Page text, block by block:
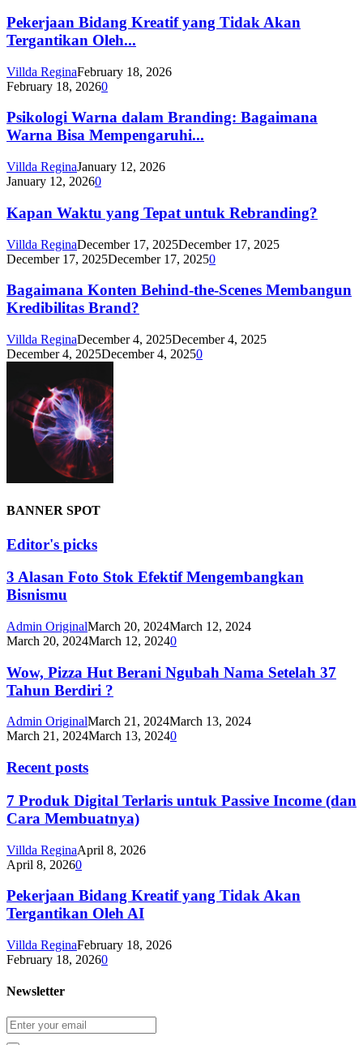
Pekerjaan Bidang Kreatif yang Tidak Akan
Tergantikan Oleh...
Villda ReginaFebruary 18, 2026
February 18, 20260
Psikologi Warna dalam Branding: Bagaimana
Warna Bisa Mempengaruhi...
Villda ReginaJanuary 12, 2026
January 12, 20260
Kapan Waktu yang Tepat untuk Rebranding?
Villda ReginaDecember 17, 2025December 17, 2025
December 17, 2025December 17, 20250
Bagaimana Konten Behind-the-Scenes Membangun
Kredibilitas Brand?
Villda ReginaDecember 4, 2025December 4, 2025
December 4, 2025December 4, 20250
BANNER SPOT
Editor's picks
3 Alasan Foto Stok Efektif Mengembangkan
Bisnismu
Admin OriginalMarch 20, 2024March 12, 2024
March 20, 2024March 12, 20240
Wow, Pizza Hut Berani Ngubah Nama Setelah 37
Tahun Berdiri ?
Admin OriginalMarch 21, 2024March 13, 2024
March 21, 2024March 13, 20240
Recent posts
7 Produk Digital Terlaris untuk Passive Income (dan
Cara Membuatnya)
Villda ReginaApril 8, 2026
April 8, 20260
Pekerjaan Bidang Kreatif yang Tidak Akan
Tergantikan Oleh AI
Villda ReginaFebruary 18, 2026
February 18, 20260
Newsletter